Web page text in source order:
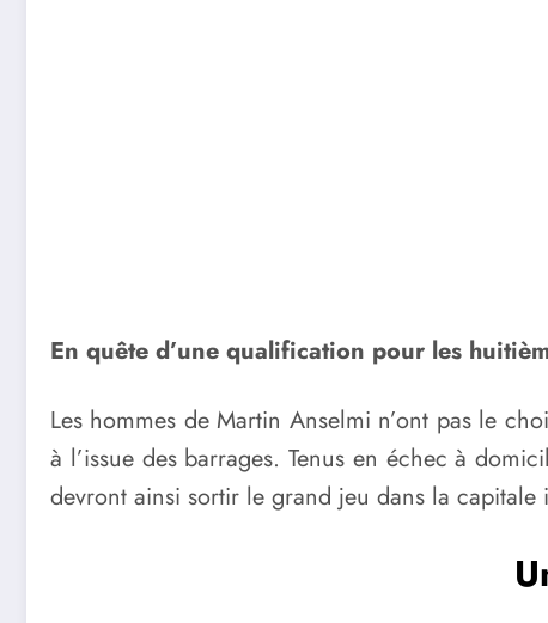
En quête d’une qualification pour les
Les hommes de Martin Anselmi n’ont pas le
à l’issue des barrages. Tenus en échec à
devront ainsi sortir le grand jeu dans la capitale